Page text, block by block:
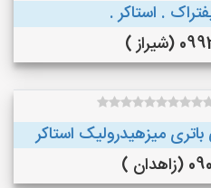
. استاکر .
)
میزهیدرولیک استاکر
)